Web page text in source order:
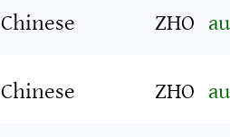
Chinese
ZHO
Chinese
ZHO